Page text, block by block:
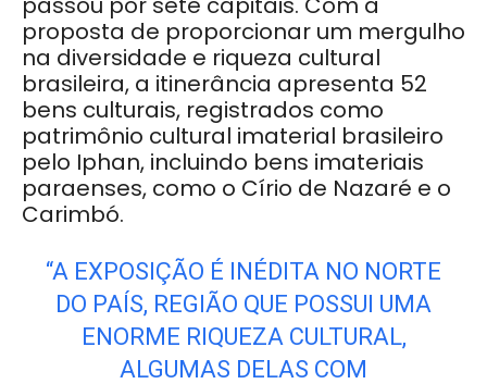
proposta de proporcionar um mergulho
na diversidade e riqueza cultural
brasileira, a itinerância apresenta 52
bens culturais, registrados como
patrimônio cultural imaterial brasileiro
pelo Iphan, incluindo bens imateriais
paraenses, como o Círio de Nazaré e o
Carimbó.
“A EXPOSIÇÃO É INÉDITA NO NORTE
DO PAÍS, REGIÃO QUE POSSUI UMA
ENORME RIQUEZA CULTURAL,
ALGUMAS DELAS COM